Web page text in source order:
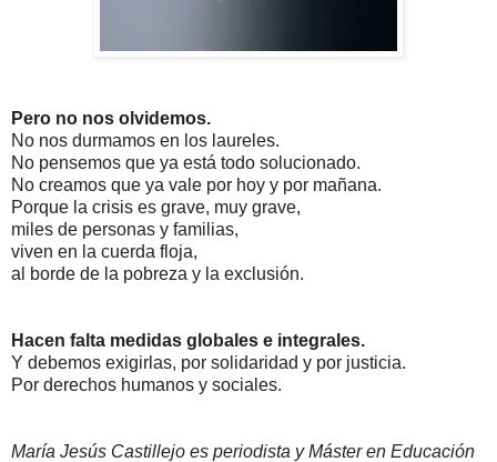
Pero no nos olvidemos.
No nos durmamos en los laureles.
No pensemos que ya está todo solucionado.
No creamos que ya vale por hoy y por mañana.
Porque la crisis es grave, muy grave,
miles de personas y familias,
viven en la cuerda floja,
al borde de la pobreza y la exclusión.
Hacen falta medidas globales e integrales.
Y debemos exigirlas, por solidaridad y por justicia.
Por derechos humanos y sociales.
María Jesús Castillejo es periodista y Máster en Educación